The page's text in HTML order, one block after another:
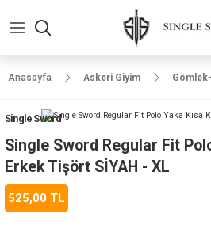
Geri Dön
Geri Dön
Geri Dön
Geri Dön
Geri Dön
Geri Dön
Geri Dön
Anasayfa Askeri Giyim
Single Sword
Single Sword Regular Fit
Erkek Tişört SİYAH - XL
525,00 TL